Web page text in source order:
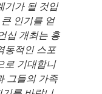
기가 될 것입
인기를 얻
십 개최는 홍
동적인 스포
로 기대합니
그들의 가족